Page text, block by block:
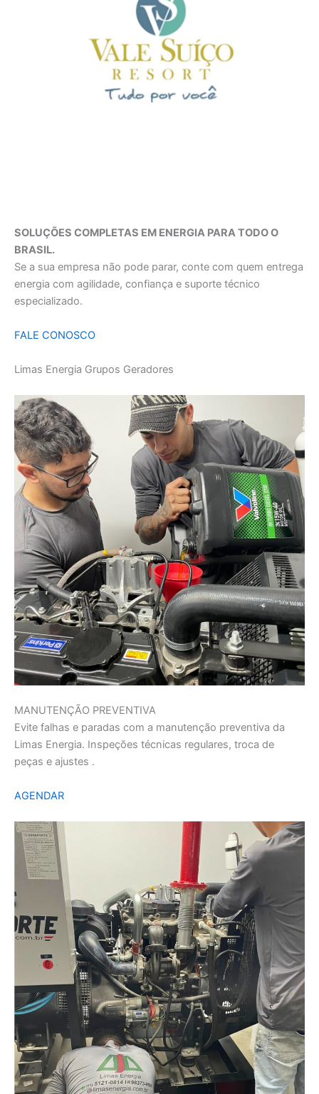
SOLUÇÕES COMPLETAS EM ENERGIA PARA TODO O
BRASIL.
Se a sua empresa não pode parar, conte com quem entrega
energia com agilidade, confiança e suporte técnico
especializado.
FALE CONOSCO
Limas Energia Grupos Geradores
MANUTENÇÃO PREVENTIVA
Evite falhas e paradas com a manutenção preventiva da
Limas Energia. Inspeções técnicas regulares, troca de
peças e ajustes .
AGENDAR